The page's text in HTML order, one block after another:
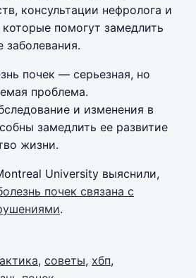
консультации нефролога и
помогут замедлить
заболевания.
почек — серьезная, но
проблема.
и изменения в
замедлить ее развитие
жизни.
University выяснили,
почек связана с
.
, советы, хбп,